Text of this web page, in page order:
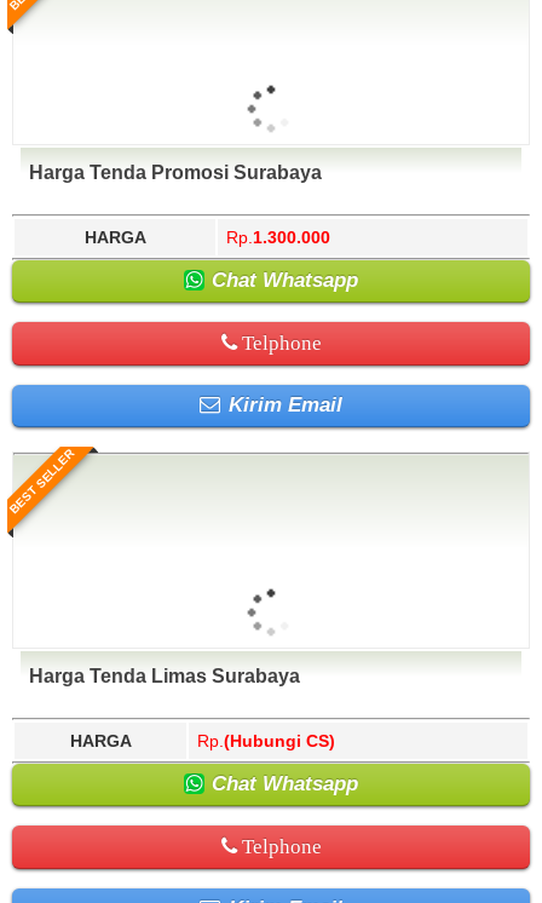
Harga Tenda Promosi Surabaya
HARGA Rp. 1.300.000
Chat Whatsapp
Telphone
Kirim Email
BEST SELLER
Harga Tenda Limas Surabaya
HARGA Rp. (Hubungi CS)
Chat Whatsapp
Telphone